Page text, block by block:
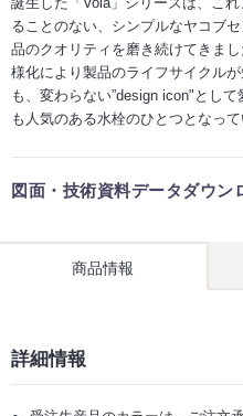
ることのない、シンプルなヤコブ
品のクオリティを磨き続けてきま
様化により製品のライフサイクル
も、変わらない”design icon"とし
も人気のある水栓のひとつとなって
図面・技術資料データダウン
商品情報
詳細情報